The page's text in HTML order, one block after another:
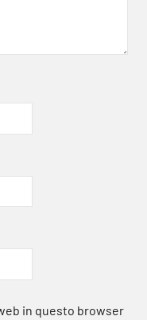
in questo browser